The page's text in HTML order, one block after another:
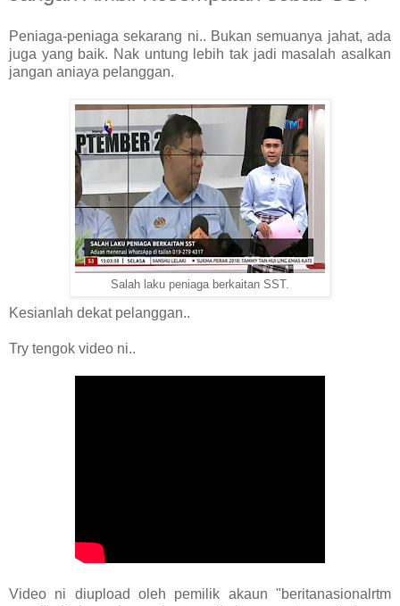
Peniaga-peniaga sekarang ni.. Bukan semuanya jahat, ada
juga yang baik. Nak untung lebih tak jadi masalah asalkan
jangan aniaya pelanggan.
Salah laku peniaga berkaitan SST.
Kesianlah dekat pelanggan..
Try tengok video ni..
Video ni diupload oleh pemilik akaun "beritanasionalrtm